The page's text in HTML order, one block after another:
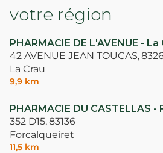
votre région
PHARMACIE DE L'AVENUE - La
42 AVENUE JEAN TOUCAS,
La Crau
9,9 km
PHARMACIE DU CASTELLAS
352 D15,83136
Forcalqueiret
11,5 km